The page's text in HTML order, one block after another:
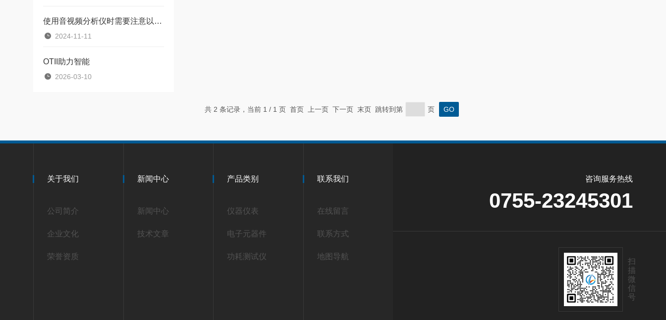
使用音视频分析仪时需要注意以下几点
2024-11-11
OTII助力智能
2026-03-10
共 2 条记录，当前 1 / 1 页 首页 上一页 下一页 末页 跳转到第 页
关于我们
公司简介
企业文化
荣誉资质
新闻中心
新闻中心
技术文章
产品类别
仪器仪表
电子元器件
功耗测试仪
联系我们
在线留言
联系方式
地图导航
咨询服务热线
0755-23245301
扫
描
微
信
号